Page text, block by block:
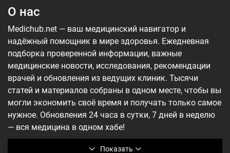
О нас
Показать
Medichub.net — ваш медицинский навигатор и
надёжный помощник в мире здоровья. Ежедневная
подборка проверенной информации, важные
медицинские новости, исследования, рекомендации
врачей и обновления из ведущих клиник. Тысячи
статей и материалов собраны в одном месте, чтобы вы
могли экономить своё время и получать только самое
нужное. Обновления 24 часа в сутки, 7 дней в неделю
— вся медицина в одном хабе!